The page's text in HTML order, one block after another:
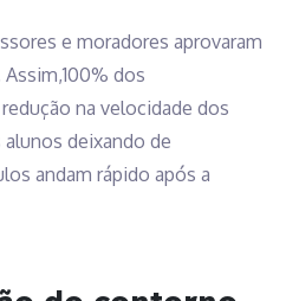
e moradores aprovaram
dos
na velocidade dos
deixando de
andam rápido após a